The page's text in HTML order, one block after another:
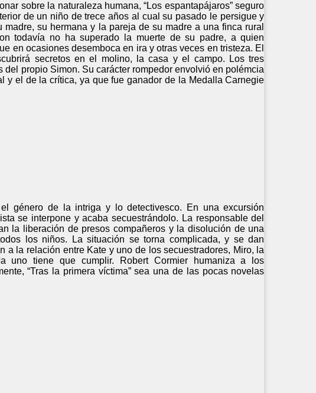
sobre la naturaleza humana, “Los espantapájaros” seguro
de un niño de trece años al cual su pasado le persigue y
su hermana y la pareja de su madre a una finca rural
todavía no ha superado la muerte de su padre, a quien
en ocasiones desemboca en ira y otras veces en tristeza. El
secretos en el molino, la casa y el campo. Los tres
propio Simon. Su carácter rompedor envolvió en polémcia
y el de la crítica, ya que fue ganador de la Medalla Carnegie
género de la intriga y lo detectivesco. En una excursión
se interpone y acaba secuestrándolo. La responsable del
la liberación de presos compañeros y la disolución de una
los niños. La situación se torna complicada, y se dan
a la relación entre Kate y uno de los secuestradores, Miro, la
uno tiene que cumplir. Robert Cormier humaniza a los
“Tras la primera víctima” sea una de las pocas novelas